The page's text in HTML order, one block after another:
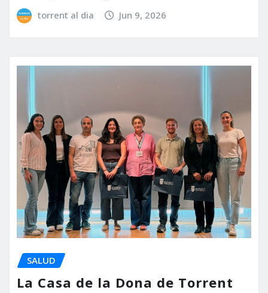
torrent al dia Jun 9, 2026
SALUD
La Casa de la Dona de Torrent